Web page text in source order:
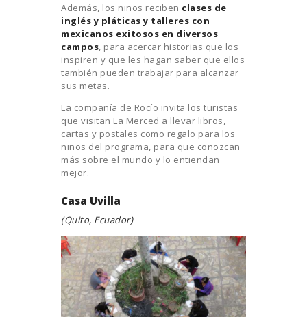
Además, los niños reciben clases de
inglés y pláticas y talleres con
mexicanos exitosos en diversos
campos, para acercar historias que los
inspiren y que les hagan saber que ellos
también pueden trabajar para alcanzar
sus metas.
La compañía de Rocío invita los turistas
que visitan La Merced a llevar libros,
cartas y postales como regalo para los
niños del programa, para que conozcan
más sobre el mundo y lo entiendan
mejor.
Casa Uvilla
(Quito, Ecuador)